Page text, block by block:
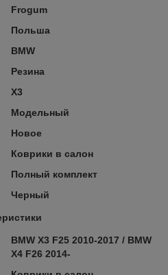
Frogum
Польша
BMW
Резина
X3
Модельный
Новое
Коврики в салон
Полный комплект
Черный
BMW X3 F25 2010-2017 / BMW
X4 F26 2014-